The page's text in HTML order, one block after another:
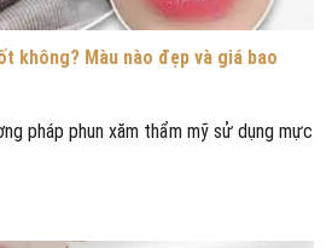
không? Màu nào đẹp và giá bao
pháp phun xăm thẩm mỹ sử dụng mực